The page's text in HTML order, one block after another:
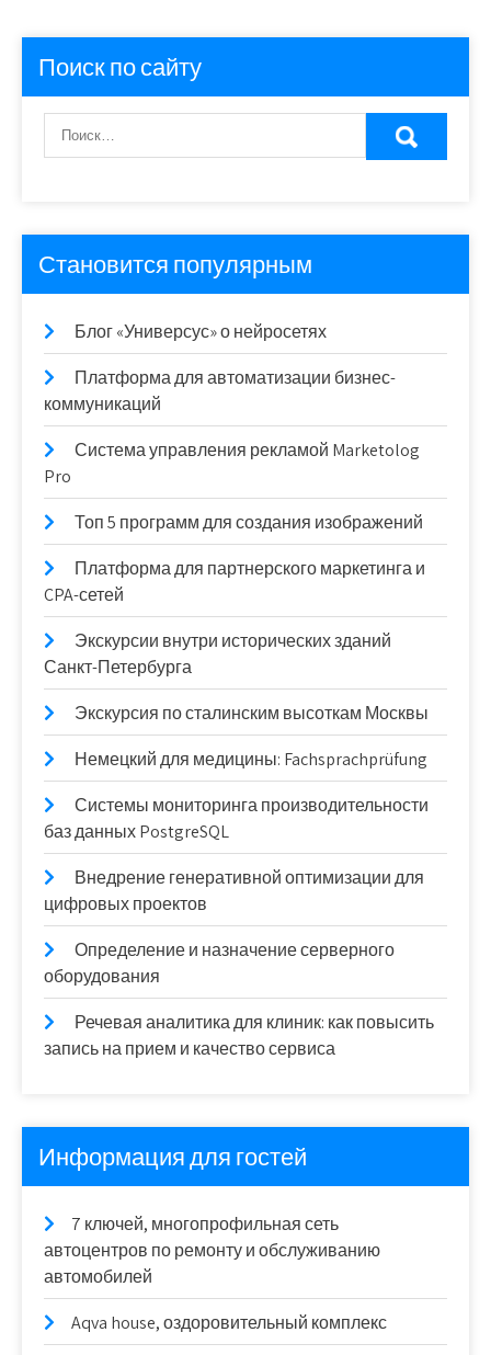
Поиск по сайту
Становится популярным
Блог «Универсус» о нейросетях
Платформа для автоматизации бизнес-
коммуникаций
Система управления рекламой Marketolog
Pro
Топ 5 программ для создания изображений
Платформа для партнерского маркетинга и
CPA-сетей
Экскурсии внутри исторических зданий
Санкт-Петербурга
Экскурсия по сталинским высоткам Москвы
Немецкий для медицины: Fachsprachprüfung
Системы мониторинга производительности
баз данных PostgreSQL
Внедрение генеративной оптимизации для
цифровых проектов
Определение и назначение серверного
оборудования
Речевая аналитика для клиник: как повысить
запись на прием и качество сервиса
Информация для гостей
7 ключей, многопрофильная сеть
автоцентров по ремонту и обслуживанию
автомобилей
Aqva house, оздоровительный комплекс